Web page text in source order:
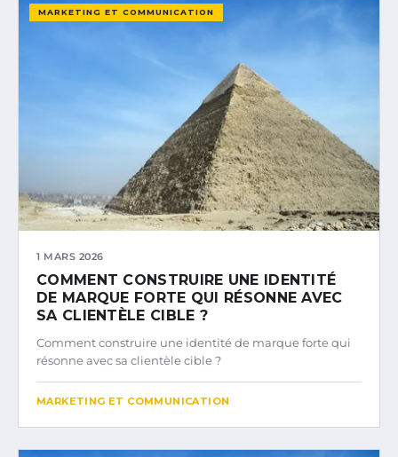
MARKETING ET COMMUNICATION
1 MARS 2026
COMMENT CONSTRUIRE UNE IDENTITÉ
DE MARQUE FORTE QUI RÉSONNE AVEC
SA CLIENTÈLE CIBLE ?
Comment construire une identité de marque forte qui
résonne avec sa clientèle cible ?
MARKETING ET COMMUNICATION